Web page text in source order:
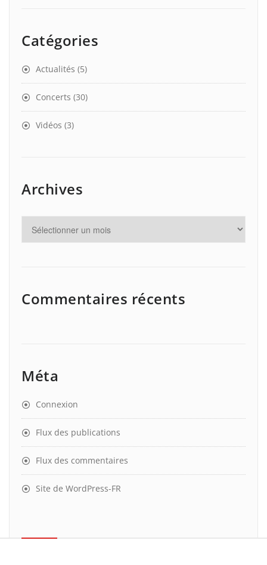
Catégories
Actualités (5)
Concerts (30)
Vidéos (3)
Archives
Commentaires récents
Méta
Connexion
Flux des publications
Flux des commentaires
Site de WordPress-FR